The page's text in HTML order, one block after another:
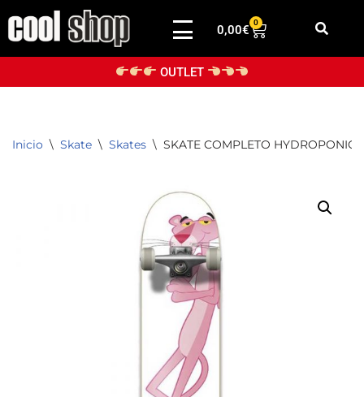
Saltar
0,00€
0
OUTLET
Inicio \ Skate \ Skates \ SKATE COMPLETO HYDROPONIC